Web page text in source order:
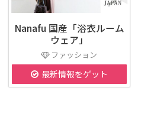
Nanafu 国産「浴衣ルーム
ウェア」
ファッション
最新情報をゲット